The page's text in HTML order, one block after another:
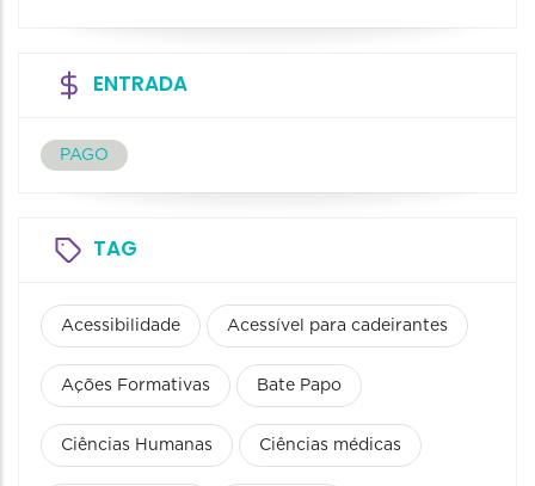
ENTRADA
PAGO
TAG
Acessibilidade Acessível para cadeirantes
Ações Formativas Bate Papo
Ciências Humanas Ciências médicas